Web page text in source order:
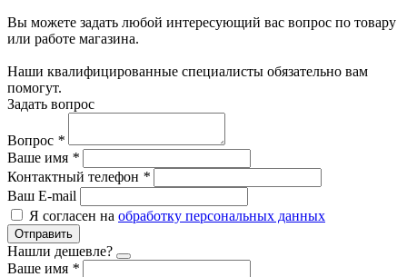
Вы можете задать любой интересующий вас вопрос по товару
или работе магазина.
Наши квалифицированные специалисты обязательно вам
помогут.
Задать вопрос
Вопрос *
Ваше имя *
Контактный телефон *
Ваш E-mail
Я согласен на обработку персональных данных
Отправить
Нашли дешевле?
Ваше имя *